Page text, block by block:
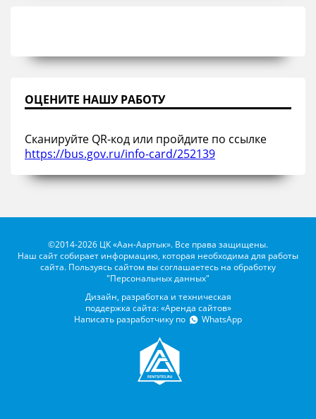
ОЦЕНИТЕ НАШУ РАБОТУ
Сканируйте QR-код или пройдите по ссылке
https://bus.gov.ru/info-card/252139
©2014-2026 ЦК «Аан-Аартык». Все права защищены.
Наш сайт собирает информацию, которая необходима для работы
сайта. Пользуясь сайтом вы соглашаетесь на обработку
"Персональных данных"
Дизайн, разработка и техническая
поддержка сайта: «Аренда сайтов»
Написать разработчику по
WhatsApp